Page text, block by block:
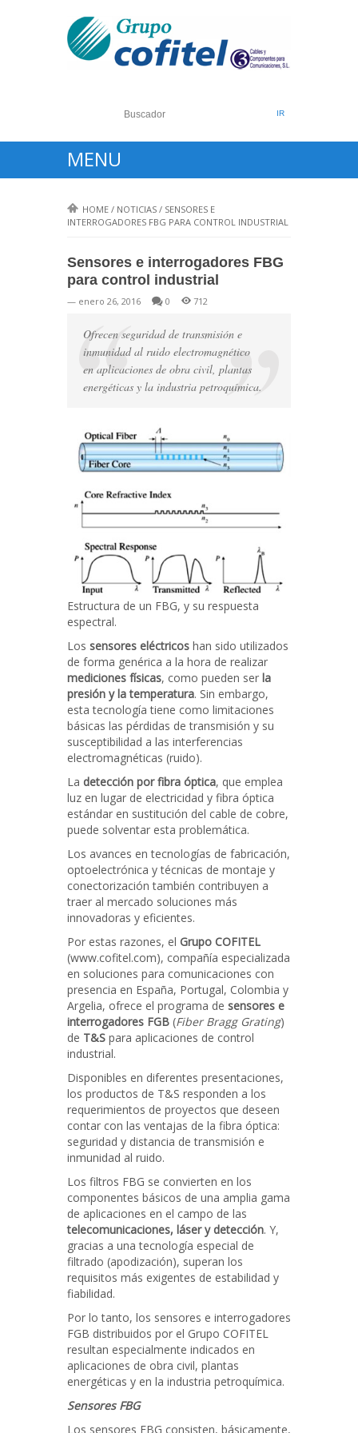
MENU
HOME / NOTICIAS / SENSORES E
INTERROGADORES FBG PARA CONTROL INDUSTRIAL
Sensores e interrogadores FBG
para control industrial
— enero 26, 2016 0 712
Ofrecen seguridad de transmisión e
inmunidad al ruido electromagnético
en aplicaciones de obra civil, plantas
energéticas y la industria petroquímica.
Estructura de un FBG, y su respuesta
espectral.
Los sensores eléctricos han sido utilizados
de forma genérica a la hora de realizar
mediciones físicas, como pueden ser la
presión y la temperatura. Sin embargo,
esta tecnología tiene como limitaciones
básicas las pérdidas de transmisión y su
susceptibilidad a las interferencias
electromagnéticas (ruido).
La detección por fibra óptica, que emplea
luz en lugar de electricidad y fibra óptica
estándar en sustitución del cable de cobre,
puede solventar esta problemática.
Los avances en tecnologías de fabricación,
optoelectrónica y técnicas de montaje y
conectorización también contribuyen a
traer al mercado soluciones más
innovadoras y eficientes.
Por estas razones, el Grupo COFITEL
(www.cofitel.com), compañía especializada
en soluciones para comunicaciones con
presencia en España, Portugal, Colombia y
Argelia, ofrece el programa de sensores e
interrogadores FGB (Fiber Bragg Grating)
de T&S para aplicaciones de control
industrial.
Disponibles en diferentes presentaciones,
los productos de T&S responden a los
requerimientos de proyectos que deseen
contar con las ventajas de la fibra óptica:
seguridad y distancia de transmisión e
inmunidad al ruido.
Los filtros FBG se convierten en los
componentes básicos de una amplia gama
de aplicaciones en el campo de las
telecomunicaciones, láser y detección. Y,
gracias a una tecnología especial de
filtrado (apodización), superan los
requisitos más exigentes de estabilidad y
fiabilidad.
Por lo tanto, los sensores e interrogadores
FGB distribuidos por el Grupo COFITEL
resultan especialmente indicados en
aplicaciones de obra civil, plantas
energéticas y en la industria petroquímica.
Sensores FBG
Los sensores FBG consisten, básicamente,